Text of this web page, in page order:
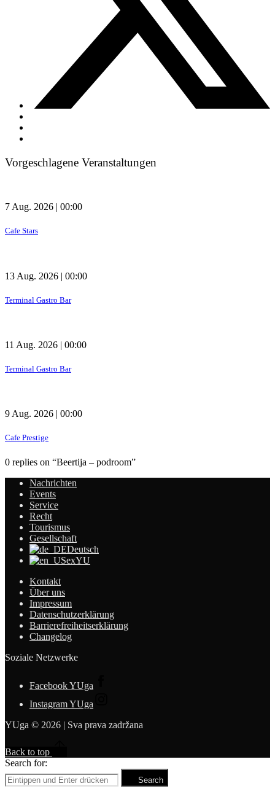
Vorgeschlagene Veranstaltungen
7 Aug. 2026 | 00:00
Cafe Stars
13 Aug. 2026 | 00:00
Terminal Gastro Bar
11 Aug. 2026 | 00:00
Terminal Gastro Bar
9 Aug. 2026 | 00:00
Cafe Prestige
0 replies on “Beertija – podroom”
Nachrichten
Events
Service
Recht
Tourismus
Gesellschaft
Deutsch
exYU
Kontakt
Über uns
Impressum
Datenschutzerklärung
Barrierefreiheitserklärung
Changelog
Soziale Netzwerke
Facebook YUga
Instagram YUga
YUga © 2026 | Sva prava zadržana
Back to top
Search for:
Search